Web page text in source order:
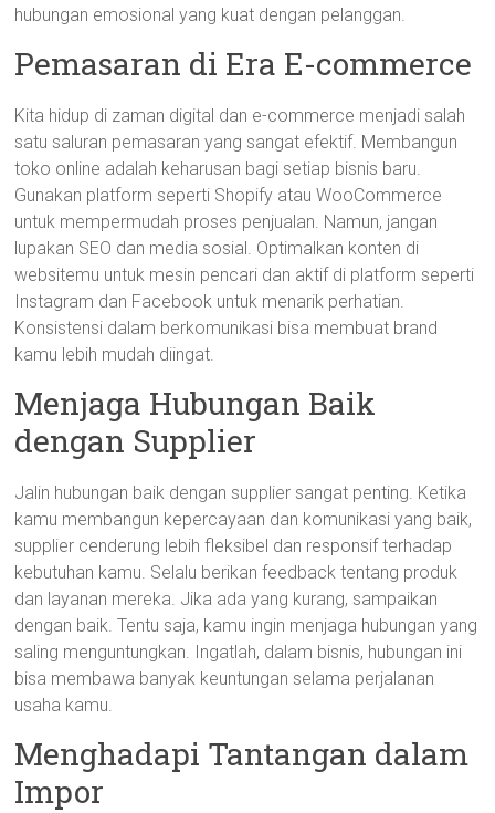
hubungan emosional yang kuat dengan pelanggan.
Pemasaran di Era E-commerce
Kita hidup di zaman digital dan e-commerce menjadi salah
satu saluran pemasaran yang sangat efektif. Membangun
toko online adalah keharusan bagi setiap bisnis baru.
Gunakan platform seperti Shopify atau WooCommerce
untuk mempermudah proses penjualan. Namun, jangan
lupakan SEO dan media sosial. Optimalkan konten di
websitemu untuk mesin pencari dan aktif di platform seperti
Instagram dan Facebook untuk menarik perhatian.
Konsistensi dalam berkomunikasi bisa membuat brand
kamu lebih mudah diingat.
Menjaga Hubungan Baik
dengan Supplier
Jalin hubungan baik dengan supplier sangat penting. Ketika
kamu membangun kepercayaan dan komunikasi yang baik,
supplier cenderung lebih fleksibel dan responsif terhadap
kebutuhan kamu. Selalu berikan feedback tentang produk
dan layanan mereka. Jika ada yang kurang, sampaikan
dengan baik. Tentu saja, kamu ingin menjaga hubungan yang
saling menguntungkan. Ingatlah, dalam bisnis, hubungan ini
bisa membawa banyak keuntungan selama perjalanan
usaha kamu.
Menghadapi Tantangan dalam
Impor